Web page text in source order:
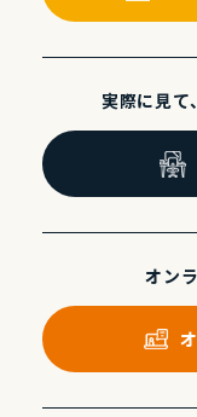
実際に⾒て
オン